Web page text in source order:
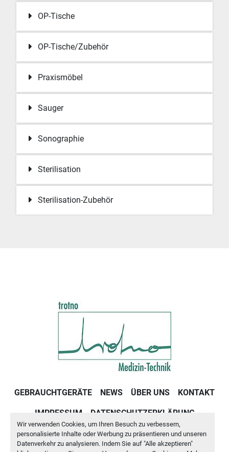
Wir verwenden Cookies, um Ihren Besuch zu verbessern,
personalisierte Inhalte oder Werbung zu präsentieren und unseren
Datenverkehr zu analysieren. Indem Sie auf "Alle akzeptieren"
OP-Tische
OP-Tische/Zubehör
Praxismöbel
Sauger
Sonographie
Sterilisation
Sterilisation-Zubehör
GEBRAUCHTGERÄTE NEWS ÜBER UNS KONTAKT
IMPRESSUM DATENSCHUTZERKLÄRUNG
GESCHÄFTSBEDINGUNGEN